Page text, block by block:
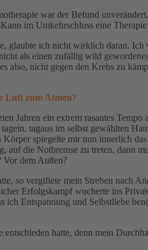
war der Befund
im Umkehrschluss eine
glaubte ich nicht wirklich daran.
als einen zufällig wild
also, nicht gegen den Krebs zu
Luft zum Atmen?
Jahren ein extrem rasantes
tagaus im selbst gewählten
spiegelte mir nun innerlich
auf die Notbremse zu treten, dann
dem Außen?
so vergiftete mein Streben nach
Erfolgskampf wucherte ins
Entspannung und Selbstliebe
hatte, denn mein